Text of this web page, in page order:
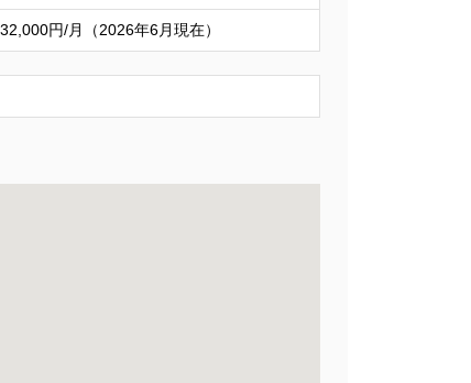
円/月（2026年6月現在）